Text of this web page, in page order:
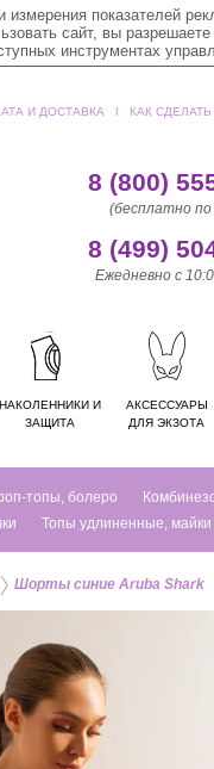
измерения показателей
сайт, вы
инструментах
И ДОСТАВКА ǀ КАК СДЕЛАТЬ
8 (800)
(бесплатно по
8 (499)
Ежедневно с
НАКОЛЕННИКИ И
ЗАЩИТА
АКСЕССУАРЫ
ДЛЯ ЭКЗОТА
топы, болеро
Топы удлиненные, майки
Шорты синие Aruba Shark